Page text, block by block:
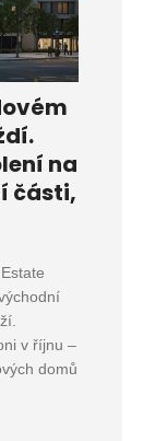
na
části,
v říjnu –
domů